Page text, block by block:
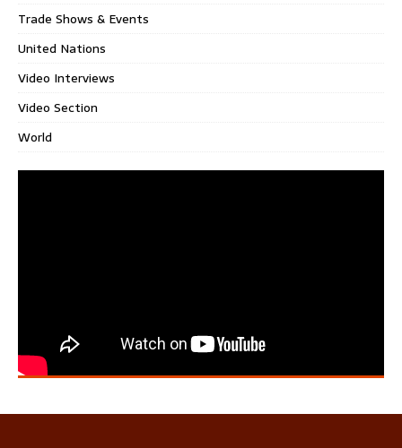
Trade Shows & Events
United Nations
Video Interviews
Video Section
World